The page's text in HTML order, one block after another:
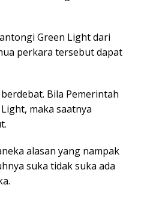
Green Light dari
perkara tersebut dapat
Bila Pemerintah
maka saatnya
alasan yang nampak
suka tidak suka ada